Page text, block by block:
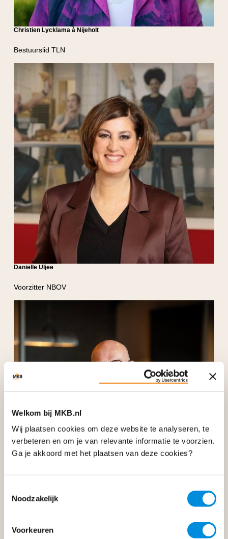
Welkom bij MKB.nl
Wij plaatsen cookies om deze website te analyseren, te
verbeteren en om je van relevante informatie te voorzien.
Ga je akkoord met het plaatsen van deze cookies?
Noodzakelijk
Voorkeuren
Bestuurslid TLN
Christien Lycklama à Nijeholt
Voorzitter NBOV
Daniëlle Uljee
Dennis van der Werff